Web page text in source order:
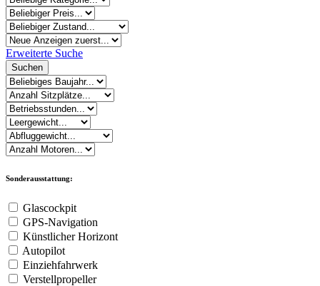
Erweiterte Suche
Suchen
Sonderausstattung:
Glascockpit
GPS-Navigation
Künstlicher Horizont
Autopilot
Einziehfahrwerk
Verstellpropeller